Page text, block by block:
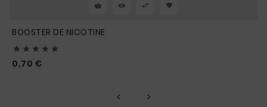
BOOSTER DE NICOTINE
    
0,70 €